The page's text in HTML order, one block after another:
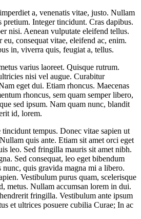
a, venenatis vitae, justo. Nullam
Integer tincidunt. Cras dapibus.
nisi. Aenean vulputate eleifend tellus.
consequat vitae, eleifend ac, enim.
in, viverra quis, feugiat a, tellus.
varius laoreet. Quisque rutrum.
nisi vel augue. Curabitur
eget dui. Etiam rhoncus. Maecenas
rhoncus, sem quam semper libero,
sed ipsum. Nam quam nunc, blandit
id, lorem.
tincidunt tempus. Donec vitae sapien ut
quis ante. Etiam sit amet orci eget
leo. Sed fringilla mauris sit amet nibh.
Sed consequat, leo eget bibendum
nunc, quis gravida magna mi a libero.
Vestibulum purus quam, scelerisque
metus. Nullam accumsan lorem in dui.
fringilla. Vestibulum ante ipsum
et ultrices posuere cubilia Curae; In ac